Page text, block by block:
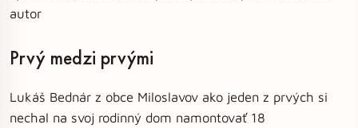
autor
Prvý medzi prvými
Lukáš Bednár z obce Miloslavov ako jeden z prvých si
nechal na svoj rodinný dom namontovať 18